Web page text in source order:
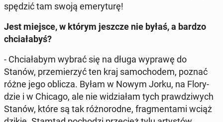
spędzić tam swoją eme­ry­tu­rę!
Jest miejsce, w którym jeszcze nie byłaś, a bardzo
chcia­ła­byś?
- Chcia­ła­bym wybrać się na długa wyprawę do
Stanów, prze­mie­rzyć ten kraj sa­mo­cho­dem, poznać
różne jego oblicza. Byłam w Nowym Jorku, na Flo­ry­
dzie i w Chicago, ale nie wi­dzia­łam tych praw­dzi­wych
Stanów, które są tak róż­no­rod­ne, frag­men­ta­mi wciąż